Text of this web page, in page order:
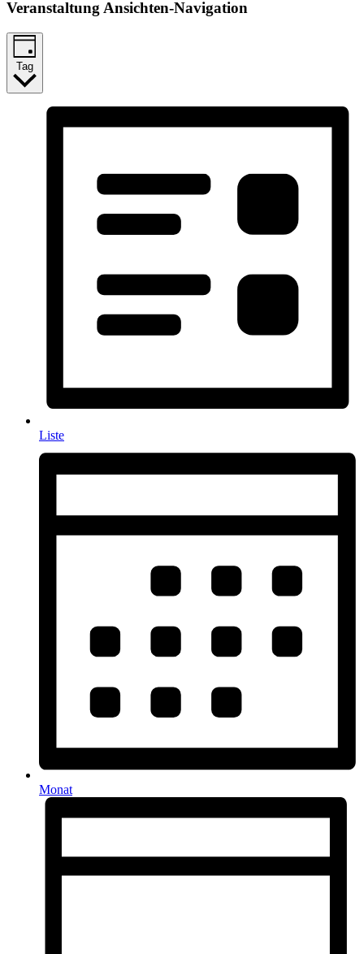
Veranstaltung Ansichten-Navigation
Tag
Liste
Monat